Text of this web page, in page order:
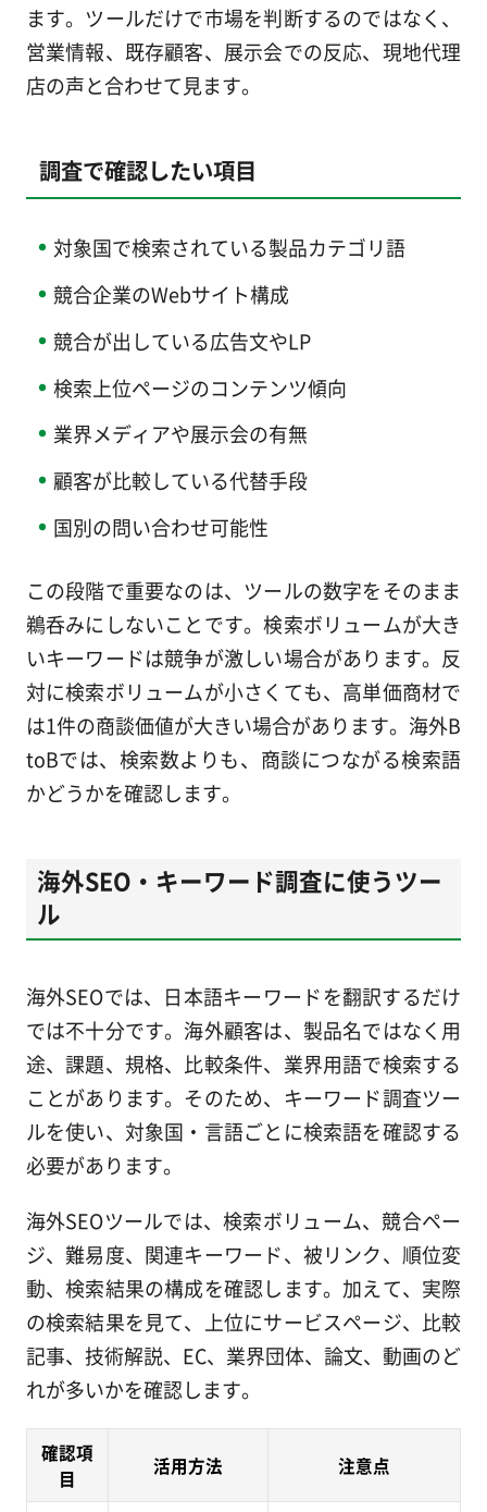
ます。ツールだけで市場を判断するのではなく、
営業情報、既存顧客、展示会での反応、現地代理
店の声と合わせて見ます。
調査で確認したい項目
対象国で検索されている製品カテゴリ語
競合企業のWebサイト構成
競合が出している広告文やLP
検索上位ページのコンテンツ傾向
業界メディアや展示会の有無
顧客が比較している代替手段
国別の問い合わせ可能性
この段階で重要なのは、ツールの数字をそのまま
鵜呑みにしないことです。検索ボリュームが大き
いキーワードは競争が激しい場合があります。反
対に検索ボリュームが小さくても、高単価商材で
は1件の商談価値が大きい場合があります。海外B
toBでは、検索数よりも、商談につながる検索語
かどうかを確認します。
海外SEO・キーワード調査に使うツー
ル
海外SEOでは、日本語キーワードを翻訳するだけ
では不十分です。海外顧客は、製品名ではなく用
途、課題、規格、比較条件、業界用語で検索する
ことがあります。そのため、キーワード調査ツー
ルを使い、対象国・言語ごとに検索語を確認する
必要があります。
海外SEOツールでは、検索ボリューム、競合ペー
ジ、難易度、関連キーワード、被リンク、順位変
動、検索結果の構成を確認します。加えて、実際
の検索結果を見て、上位にサービスページ、比較
記事、技術解説、EC、業界団体、論文、動画のど
れが多いかを確認します。
確認項
目
活用方法 注意点